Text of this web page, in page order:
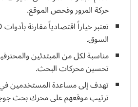
حركة المرور وفحص الموقع.
السوق.
مناسبة لكل من المبتدئين
تحسين محركات البحث.
تهدف إلى مساعدة المستخدمين
ترتيب موقعهم على محرك بحث